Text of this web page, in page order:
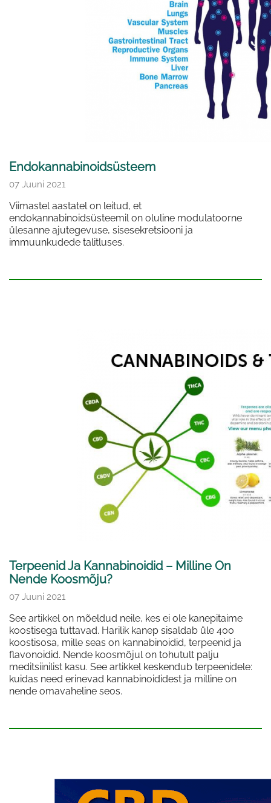
Endokannabinoidsüsteem
07 Juuni 2021
Viimastel aastatel on leitud, et
endokannabinoidsüsteemil on oluline modulatoorne
ülesanne ajutegevuse, sisesekretsiooni ja
immuunkudede talitluses.
Terpeenid Ja Kannabinoidid – Milline On
Nende Koosmõju?
07 Juuni 2021
See artikkel on mõeldud neile, kes ei ole kanepitaime
koostisega tuttavad. Harilik kanep sisaldab üle 400
koostisosa, mille seas on kannabinoidid, terpeenid ja
flavonoidid. Nende koosmõjul on tohutult palju
meditsiinilist kasu. See artikkel keskendub terpeenidele:
kuidas need erinevad kannabinoididest ja milline on
nende omavaheline seos.